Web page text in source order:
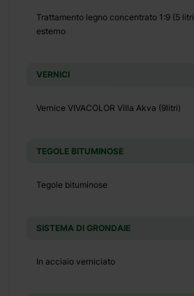
Trattamento legno concentrato 1:9 (5
esterno
VERNICI
Vernice VIVACOLOR Villa Akva (9litri)
TEGOLE BITUMINOSE
Tegole bituminose
SISTEMA DI GRONDAIE
In acciaio verniciato
3445 €
+ 0 €
+ 0 €